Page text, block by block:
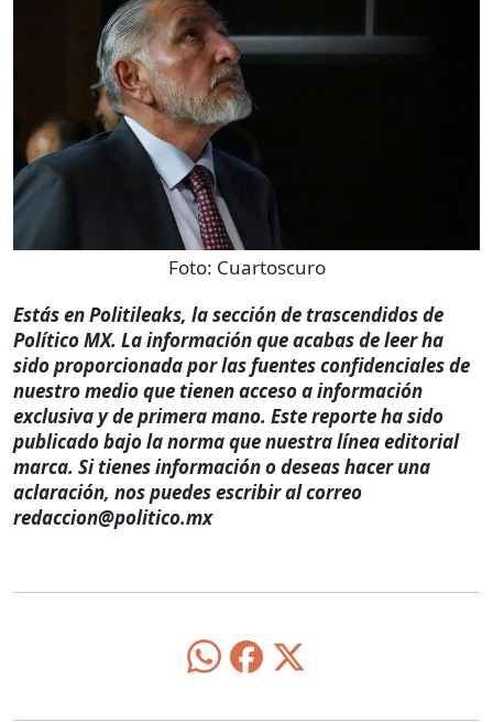
Foto: Cuartoscuro
Estás en Politileaks, la sección de trascendidos de
Político MX. La información que acabas de leer ha
sido proporcionada por las fuentes confidenciales de
nuestro medio que tienen acceso a información
exclusiva y de primera mano. Este reporte ha sido
publicado bajo la norma que nuestra línea editorial
marca. Si tienes información o deseas hacer una
aclaración, nos puedes escribir al correo
redaccion@politico.mx